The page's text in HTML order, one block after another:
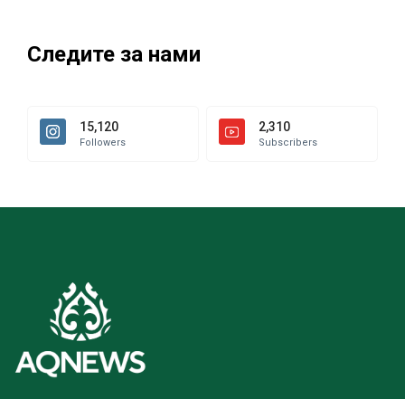
Следите за нами
15,120
Followers
2,310
Subscribers